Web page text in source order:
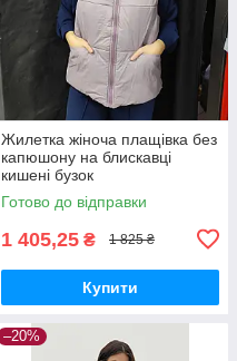
Жилетка жіноча плащівка без
капюшону на блискавці
кишені бузок
Готово до відправки
1 405,25 ₴ 1 825 ₴
Купити
–20%